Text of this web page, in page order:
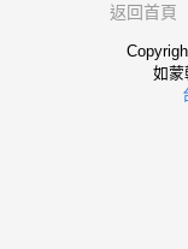
返回首頁
如蒙